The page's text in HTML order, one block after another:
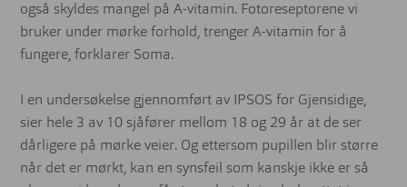
også skyldes mangel på A-vitamin. Fotoreseptorene vi
bruker under mørke forhold, trenger A-vitamin for å
fungere, forklarer Soma.
I en undersøkelse gjennomført av IPSOS for Gjensidige,
sier hele 3 av 10 sjåfører mellom 18 og 29 år at de ser
dårligere på mørke veier. Og ettersom pupillen blir større
når det er mørkt, kan en synsfeil som kanskje ikke er så